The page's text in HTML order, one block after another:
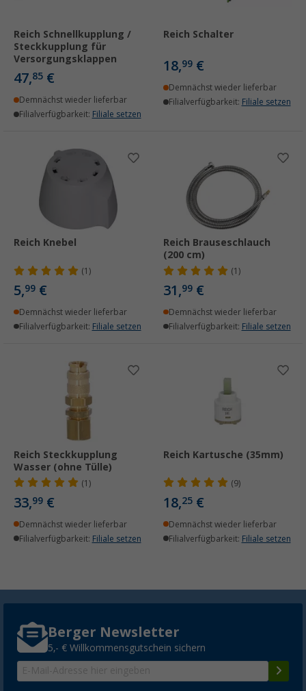
Reich Schnellkupplung /
Steckkupplung für
Versorgungsklappen
47,85 €
Demnächst wieder lieferbar
Filialverfügbarkeit: Filiale setzen
Reich Schalter
18,99 €
Demnächst wieder lieferbar
Filialverfügbarkeit: Filiale setzen
Reich Knebel
(1)
5,99 €
Demnächst wieder lieferbar
Filialverfügbarkeit: Filiale setzen
Reich Brauseschlauch
(200 cm)
(1)
31,99 €
Demnächst wieder lieferbar
Filialverfügbarkeit: Filiale setzen
Reich Steckkupplung
Wasser (ohne Tülle)
(1)
33,99 €
Demnächst wieder lieferbar
Filialverfügbarkeit: Filiale setzen
Reich Kartusche (35mm)
(9)
18,25 €
Demnächst wieder lieferbar
Filialverfügbarkeit: Filiale setzen
Berger Newsletter
5,- € Willkommensgutschein sichern